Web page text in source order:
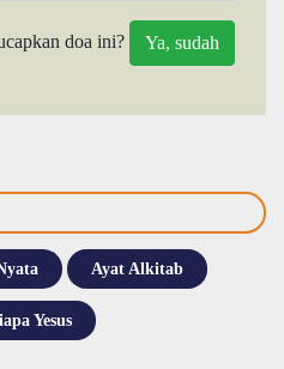
doa ini?
Ayat Alkitab
Yesus